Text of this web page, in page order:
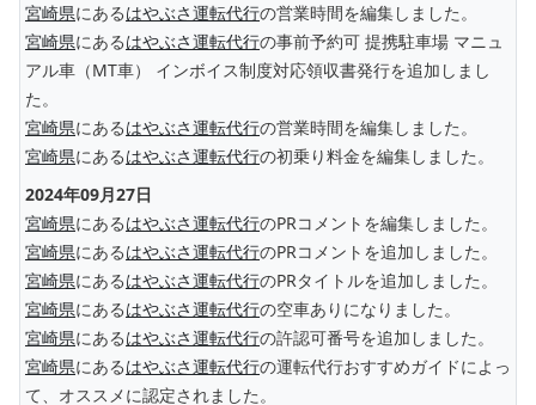
宮崎県にあるはやぶさ運転代行の営業時間を編集しました。
宮崎県にあるはやぶさ運転代行の事前予約可 提携駐車場 マニュ
アル車（MT車） インボイス制度対応領収書発行を追加しまし
た。
宮崎県にあるはやぶさ運転代行の営業時間を編集しました。
宮崎県にあるはやぶさ運転代行の初乗り料金を編集しました。
2024年09月27日
宮崎県にあるはやぶさ運転代行のPRコメントを編集しました。
宮崎県にあるはやぶさ運転代行のPRコメントを追加しました。
宮崎県にあるはやぶさ運転代行のPRタイトルを追加しました。
宮崎県にあるはやぶさ運転代行の空車ありになりました。
宮崎県にあるはやぶさ運転代行の許認可番号を追加しました。
宮崎県にあるはやぶさ運転代行の運転代行おすすめガイドによっ
て、オススメに認定されました。